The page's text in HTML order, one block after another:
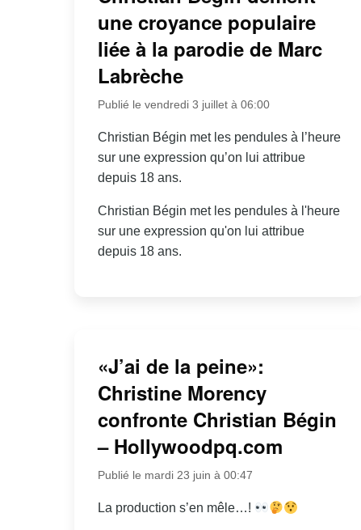
une croyance populaire
liée à la parodie de Marc
Labrèche
Publié le vendredi 3 juillet à 06:00
Christian Bégin met les pendules à l’heure
sur une expression qu’on lui attribue
depuis 18 ans.
Christian Bégin met les pendules à l'heure
sur une expression qu'on lui attribue
depuis 18 ans.
«J’ai de la peine»:
Christine Morency
confronte Christian Bégin
– Hollywoodpq.com
Publié le mardi 23 juin à 00:47
La production s’en mêle…!